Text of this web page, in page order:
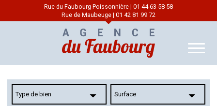
Rue du Faubourg Poissonnière | 01 44 63 58 58
Rue de Maubeuge | 01 42 81 99 72
Toggle